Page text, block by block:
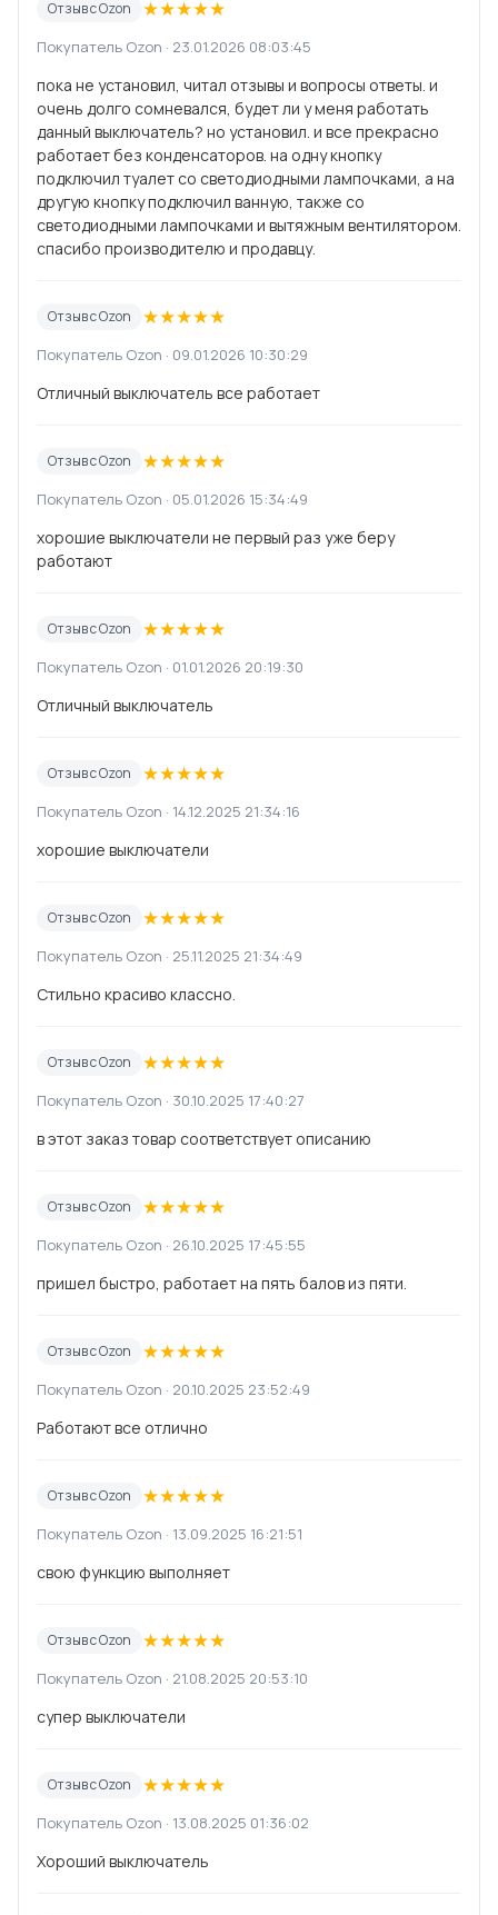
Отзыв с Ozon ★★★★★
Покупатель Ozon · 23.01.2026 08:03:45
пока не установил, читал отзывы и вопросы ответы. и
очень долго сомневался, будет ли у меня работать
данный выключатель? но установил. и все прекрасно
работает без конденсаторов. на одну кнопку
подключил туалет со светодиодными лампочками, а на
другую кнопку подключил ванную, также со
светодиодными лампочками и вытяжным вентилятором.
спасибо производителю и продавцу.
Отзыв с Ozon ★★★★★
Покупатель Ozon · 09.01.2026 10:30:29
Отличный выключатель все работает
Отзыв с Ozon ★★★★★
Покупатель Ozon · 05.01.2026 15:34:49
хорошие выключатели не первый раз уже беру
работают
Отзыв с Ozon ★★★★★
Покупатель Ozon · 01.01.2026 20:19:30
Отличный выключатель
Отзыв с Ozon ★★★★★
Покупатель Ozon · 14.12.2025 21:34:16
хорошие выключатели
Отзыв с Ozon ★★★★★
Покупатель Ozon · 25.11.2025 21:34:49
Стильно красиво классно.
Отзыв с Ozon ★★★★★
Покупатель Ozon · 30.10.2025 17:40:27
в этот заказ товар соответствует описанию
Отзыв с Ozon ★★★★★
Покупатель Ozon · 26.10.2025 17:45:55
пришел быстро, работает на пять балов из пяти.
Отзыв с Ozon ★★★★★
Покупатель Ozon · 20.10.2025 23:52:49
Работают все отлично
Отзыв с Ozon ★★★★★
Покупатель Ozon · 13.09.2025 16:21:51
свою функцию выполняет
Отзыв с Ozon ★★★★★
Покупатель Ozon · 21.08.2025 20:53:10
супер выключатели
Отзыв с Ozon ★★★★★
Покупатель Ozon · 13.08.2025 01:36:02
Хороший выключатель